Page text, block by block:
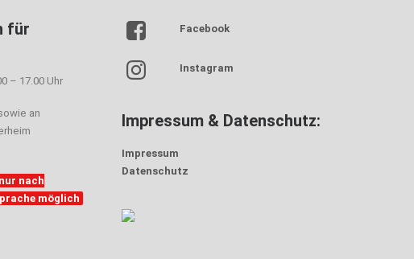
für
– 17.00 Uhr
an
nach
möglich
Facebook
Instagram
Impressum & Datenschutz:
Impressum
Datenschutz